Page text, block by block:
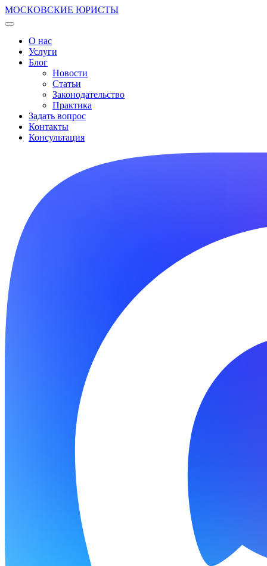
МОСКОВСКИЕ ЮРИСТЫ
О нас
Услуги
Блог
Новости
Статьи
Законодательство
Практика
Задать вопрос
Контакты
Консультация